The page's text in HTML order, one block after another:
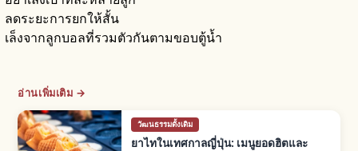
ลดระยะการยกให้สั้น
เล็งจากลูกบอลที่รวมตัวกันตามขอบตู้น้ำ
อ่านเพิ่มเติม →
วัฒนธรรมดั้งเดิม
ยาไทในเทศกาลญี่ปุ่น: เมนูยอดฮิตและ